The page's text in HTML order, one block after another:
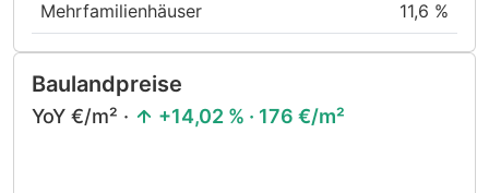
Mehrfamilienhäuser 11,6 %
Baulandpreise
YoY €/m² · +14,02 % · 176 €/m²